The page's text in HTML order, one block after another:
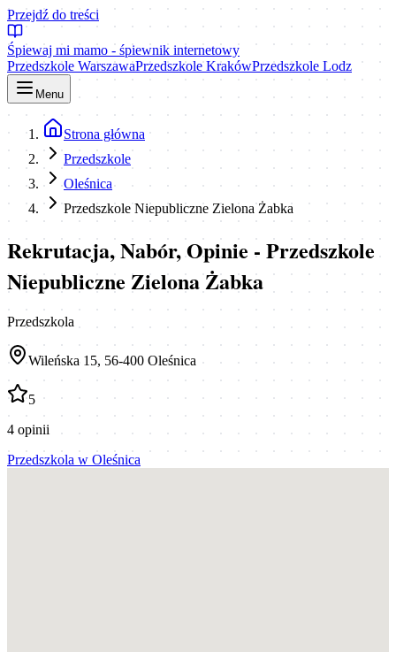
Przejdź do treści
Śpiewaj mi mamo - śpiewnik internetowy
Przedszkole WarszawaPrzedszkole KrakówPrzedszkole Lodz
Menu
Strona główna
Przedszkole
Oleśnica
Przedszkole Niepubliczne Zielona Żabka
Rekrutacja, Nabór, Opinie - Przedszkole
Niepubliczne Zielona Żabka
Przedszkola
Wileńska 15, 56-400 Oleśnica
5
4 opinii
Przedszkola w Oleśnica